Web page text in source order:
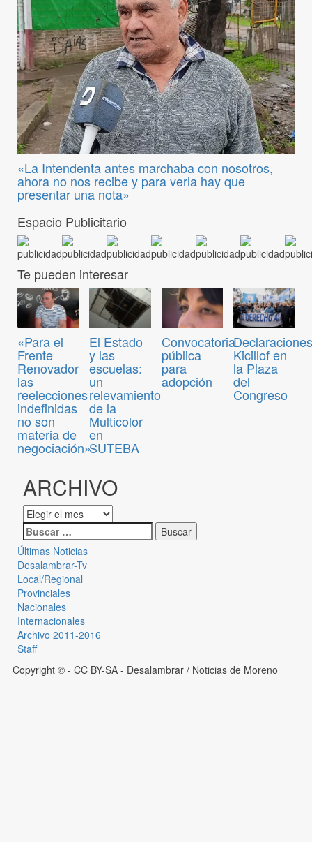
«La Intendenta antes marchaba con nosotros,
ahora no nos recibe y para verla hay que
presentar una nota»
Espacio Publicitario
Te pueden interesar
«Para el
Frente
Renovador
las
reelecciones
indefinidas
no son
materia de
negociación»
El Estado
y las
escuelas:
un
relevamiento
de la
Multicolor
en
SUTEBA
Convocatoria
pública
para
adopción
Kicillof en
la Plaza
del
Congreso
ARCHIVO
Últimas Noticias
Desalambrar-Tv
Local/Regional
Provinciales
Nacionales
Internacionales
Archivo 2011-2016
Staff
Copyright © - CC BY-SA - Desalambrar / Noticias de Moreno